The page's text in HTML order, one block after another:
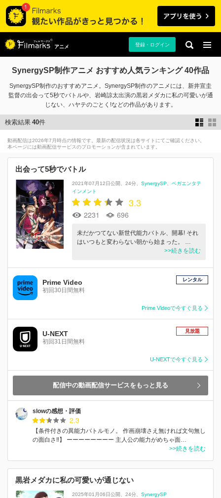
アニメ 登録・ログイン
SynergySP制作アニメ おすすめ人気ランキング 40作品
SynergySP制作のおすすめアニメ。SynergySP制作のアニメには、新井宣圭
監督の出会って5秒でバトルや、岩崎諒太出演の黒岩メダカに私の可愛いが通
じない、ハヤテのごとく!などの作品があります。
検索結果 40件
動画配信は2026年7月時点の情報です。最新の配信状況は各サイトにてご確認ください。
本ページには動画配信サービスのプロモーションが含まれています。
出会って5秒でバトル
2021年07月12日公開 24分 SynergySP
ベガエンタテ
インメント
3.3
2231 696
未だかつてない新世代能力バトル、開幕! それ
はいつもと変わらない朝から始まった。 …
>>続きを読む
Prime Video
初回30日間無料
レンタル
Prime Videoで今すぐ見る
U-NEXT
初回31日間無料
見放題
U-NEXTで今すぐ見る
配信中の動画配信サービスをもっと見る
slowの感想・評価
2.3
【条件付きの異能力バトルモノ。 作画崩壊さえ無ければ文句無し
の面白さ‼︎】 ーーーーーーーー 主人公の能力がめちゃ面…
>>続きを読む
黒岩メダカに私の可愛いが通じない
2025年01月06日公開 24分 SynergySP